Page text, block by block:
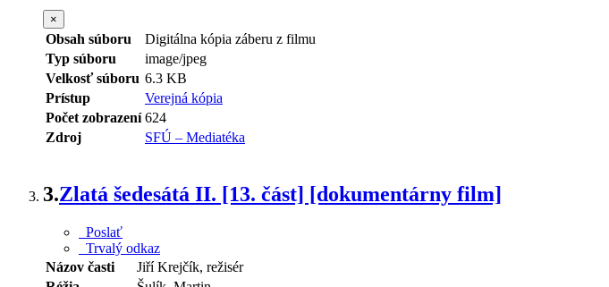
×
Obsah súboru
Digitálna kópia záberu z filmu
Typ súboru
image/jpeg
Velkosť súboru 6.3 KB
Prístup
Verejná kópia
Počet zobrazení 624
Zdroj
SFÚ – Mediatéka
3.Zlatá šedesátá II. [13. část] [dokumentárny film]
Poslať
Trvalý odkaz
Názov časti
Jiří Krejčík, režisér